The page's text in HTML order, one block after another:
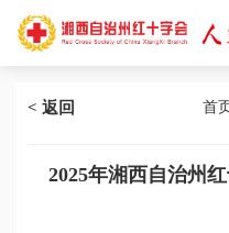
< 返回 首
2025年湘西自治州